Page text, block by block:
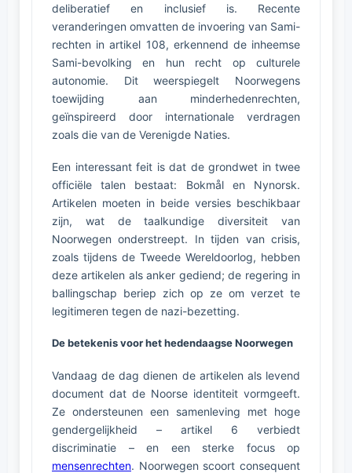
deliberatief en inclusief is. Recente
veranderingen omvatten de invoering van Sami-
rechten in artikel 108, erkennend de inheemse
Sami-bevolking en hun recht op culturele
autonomie. Dit weerspiegelt Noorwegens
toewijding aan minderhedenrechten,
geïnspireerd door internationale verdragen
zoals die van de Verenigde Naties.
Een interessant feit is dat de grondwet in twee
officiële talen bestaat: Bokmål en Nynorsk.
Artikelen moeten in beide versies beschikbaar
zijn, wat de taalkundige diversiteit van
Noorwegen onderstreept. In tijden van crisis,
zoals tijdens de Tweede Wereldoorlog, hebben
deze artikelen als anker gediend; de regering in
ballingschap beriep zich op ze om verzet te
legitimeren tegen de nazi-bezetting.
De betekenis voor het hedendaagse Noorwegen
Vandaag de dag dienen de artikelen als levend
document dat de Noorse identiteit vormgeeft.
Ze ondersteunen een samenleving met hoge
gendergelijkheid – artikel 6 verbiedt
discriminatie – en een sterke focus op
mensenrechten. Noorwegen scoort consequent